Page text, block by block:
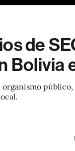
de
Bolivia